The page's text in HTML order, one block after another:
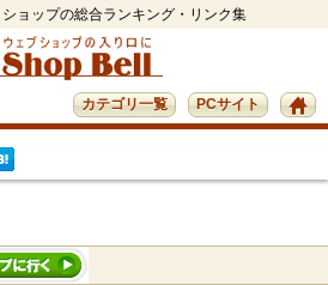
ョップの総合ランキング・リンク集
PCサイト
カテゴリ一覧